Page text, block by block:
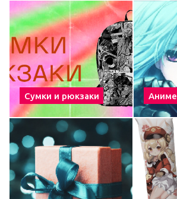
Сумки и рюкзаки Аниме